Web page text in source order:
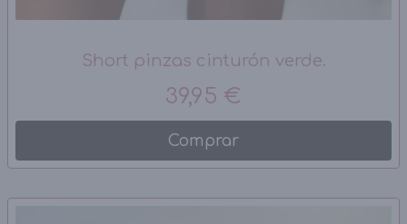
Short pinzas cinturón verde.
39,95 €
Comprar